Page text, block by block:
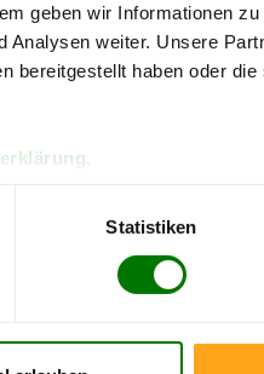
geben wir Informationen
weiter. Unsere
bereitgestellt haben oder
Statistiken